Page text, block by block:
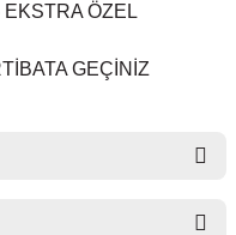
ÖZEL
GEÇİNİZ